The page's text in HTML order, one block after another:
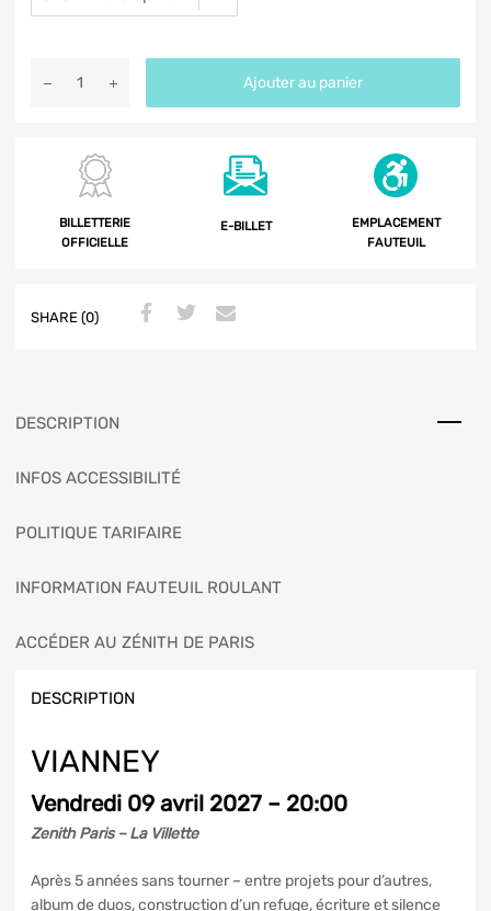
Ajouter au panier
BILLETTERIE
OFFICIELLE
E-BILLET
EMPLACEMENT
FAUTEUIL
SHARE (0)
DESCRIPTION
INFOS ACCESSIBILITÉ
POLITIQUE TARIFAIRE
INFORMATION FAUTEUIL ROULANT
ACCÉDER AU ZÉNITH DE PARIS
DESCRIPTION
VIANNEY
Vendredi 09 avril 2027 – 20:00
Zenith Paris – La Villette
Après 5 années sans tourner – entre projets pour d’autres,
album de duos, construction d’un refuge, écriture et silence